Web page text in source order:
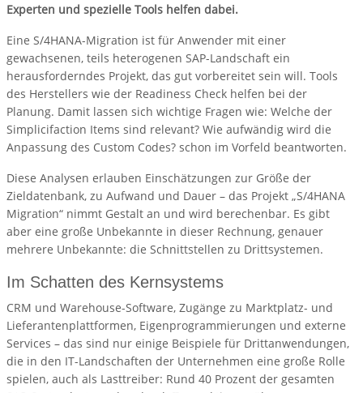
Experten und spezielle Tools helfen dabei.
Eine S/4HANA-Migration ist für Anwender mit einer
gewachsenen, teils heterogenen SAP-Landschaft ein
herausforderndes Projekt, das gut vorbereitet sein will. Tools
des Herstellers wie der Readiness Check helfen bei der
Planung. Damit lassen sich wichtige Fragen wie: Welche der
Simplicifaction Items sind relevant? Wie aufwändig wird die
Anpassung des Custom Codes? schon im Vorfeld beantworten.
Diese Analysen erlauben Einschätzungen zur Größe der
Zieldatenbank, zu Aufwand und Dauer – das Projekt „S/4HANA
Migration“ nimmt Gestalt an und wird berechenbar. Es gibt
aber eine große Unbekannte in dieser Rechnung, genauer
mehrere Unbekannte: die Schnittstellen zu Drittsystemen.
Im Schatten des Kernsystems
CRM und Warehouse-Software, Zugänge zu Marktplatz- und
Lieferantenplattformen, Eigenprogrammierungen und externe
Services – das sind nur einige Beispiele für Drittanwendungen,
die in den IT-Landschaften der Unternehmen eine große Rolle
spielen, auch als Lasttreiber: Rund 40 Prozent der gesamten